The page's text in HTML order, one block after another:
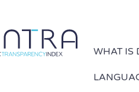
WHAT IS